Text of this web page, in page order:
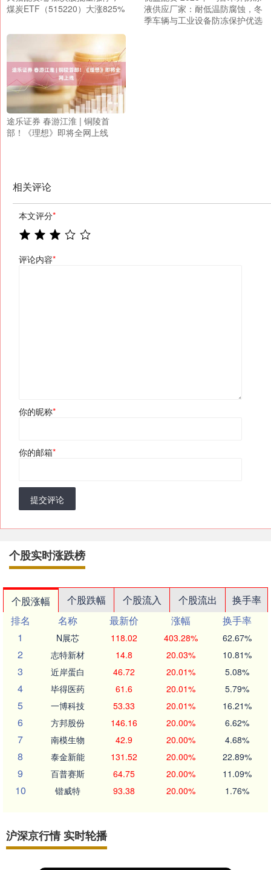
煤炭ETF（515220）大涨825%
液供应厂家：耐低温防腐蚀，冬
季车辆与工业设备防冻保护优选
途乐证券 春游江淮 | 铜陵首
部！《理想》即将全网上线
相关评论
本文评分*
评论内容*
你的昵称*
你的邮箱*
提交评论
个股实时涨跌榜
个股涨幅 个股跌幅 个股流入 个股流出
换手率
排名
名称 最新价 涨幅
换手率
1
N展芯 118.02 403.28% 62.67%
2 志特新材 14.8 20.03% 10.81%
3 近岸蛋白 46.72 20.01% 5.08%
4 毕得医药 61.6 20.01% 5.79%
5 一博科技 53.33 20.01% 16.21%
6 方邦股份 146.16 20.00% 6.62%
7 南模生物 42.9 20.00% 4.68%
8 泰金新能 131.52 20.00% 22.89%
9 百普赛斯 64.75 20.00% 11.09%
10 锴威特 93.38 20.00% 1.76%
沪深京行情 实时轮播